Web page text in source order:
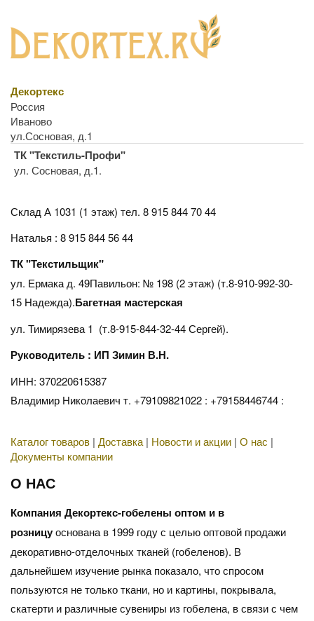
Декортекс
Россия
Иваново
ул.Сосновая, д.1
ТК "Текстиль-Профи"
ул. Сосновая, д.1.
Склад А 1031 (1 этаж) тел. 8 915 844 70 44
Наталья : 8 915 844 56 44
ТК "Текстильщик"
ул. Ермака д. 49Павильон: № 198 (2 этаж) (т.8-910-992-30-
15 Надежда).Багетная мастерская
ул. Тимирязева 1 (т.8-915-844-32-44 Сергей).
Руководитель : ИП Зимин В.Н.
ИНН: 370220615387
Владимир Николаевич т. +79109821022 : +79158446744 :
Каталог товаров | Доставка| Новости и акции | О нас |
Документы компании
О НАС
Компания Декортекс-гобелены оптом и в
розницуоснована в 1999 году с целью оптовой продажи
декоративно-отделочных тканей (гобеленов). В
дальнейшем изучение рынка показало, что спросом
пользуются не только ткани, но и картины, покрывала,
скатерти и различные сувениры из гобелена, в связи с чем